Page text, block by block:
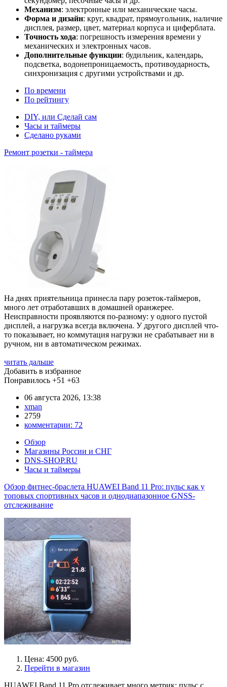
Механизм: электронные или механические часы.
Форма и дизайн: круг, квадрат, прямоугольник, наличие
дисплея, размер, цвет, материал корпуса и циферблата.
Точность хода: погрешность измерения времени у
механических и электронных часов.
Дополнительные функции: будильник, календарь,
подсветка, водонепроницаемость, противоударность,
синхронизация с другими устройствами и др.
По времени
По рейтингу
DIY, или Сделай сам
Часы и таймеры
Сделано руками
Ремонт розетки - таймера
На днях приятельница принесла пару розеток-таймеров,
много лет отработавших в домашней оранжерее.
Неисправности проявляются по-разному: у одного пустой
дисплей, а нагрузка всегда включена. У другого дисплей что-
то показывает, но коммутация нагрузки не срабатывает ни в
ручном, ни в автоматическом режимах.
читать дальше
Добавить в избранное
Понравилось +51 +63
06 августа 2026, 13:38
xman
2759
комментарии: 72
Обзор
Магазины России и СНГ
DNS-SHOP.RU
Часы и таймеры
Обзор фитнес-браслета HUAWEI Band 11 Pro: пульс как у
топовых спортивных часов и однодиапазонное GNSS-
отслеживание
Цена: 4500 руб.
Перейти в магазин
HUAWEI Band 11 Pro отслеживает много метрик: пульс с